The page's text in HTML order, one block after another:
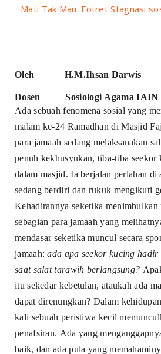
Mati Tak Mau: Fotret Stagnasi
Oleh H.M.Ihsan Darwis
Dosen Sosiologi Agama IAIN
Ada sebuah fenomena sosial yang
malam ke-24 Ramadhan di Masjid
para jamaah sedang melaksanakan
penuh kekhusyukan, tiba-tiba seekor
dalam masjid. Ia berjalan perlahan di
sedang berdiri dan rukuk mengikuti
Kehadirannya seketika menimbulkan
sebagian para jamaah yang
mendasar seketika muncul secara
jamaah:ada apa seekor kucing
saat salat tarawih berlangsung?
itu sekedar kebetulan, ataukah ada
dapat direnungkan? Dalam
kali sebuah peristiwa kecil
penafsiran. Ada yang
baik, dan ada pula yang